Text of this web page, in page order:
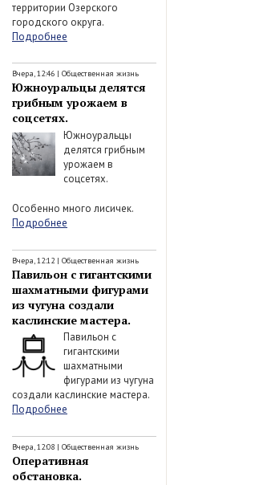
территории Озерского
городского округа.
Подробнее
Вчера, 12:46 | Общественная жизнь
Южноуральцы делятся
грибным урожаем в
соцсетях.
Южноуральцы
делятся грибным
урожаем в
соцсетях.
Особенно много лисичек.
Подробнее
Вчера, 12:12 | Общественная жизнь
Павильон с гигантскими
шахматными фигурами
из чугуна создали
каслинские мастера.
Павильон с
гигантскими
шахматными
фигурами из чугуна
создали каслинские мастера.
Подробнее
Вчера, 12:08 | Общественная жизнь
Оперативная
обстановка.